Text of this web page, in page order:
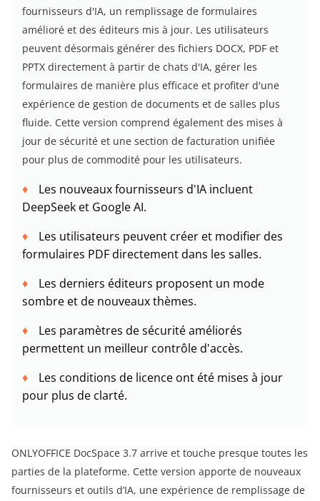
fournisseurs d'IA, un remplissage de formulaires
amélioré et des éditeurs mis à jour. Les utilisateurs
peuvent désormais générer des fichiers DOCX, PDF et
PPTX directement à partir de chats d'IA, gérer les
formulaires de manière plus efficace et profiter d'une
expérience de gestion de documents et de salles plus
fluide. Cette version comprend également des mises à
jour de sécurité et une section de facturation unifiée
pour plus de commodité pour les utilisateurs.
Les nouveaux fournisseurs d'IA incluent
DeepSeek et Google AI.
Les utilisateurs peuvent créer et modifier des
formulaires PDF directement dans les salles.
Les derniers éditeurs proposent un mode
sombre et de nouveaux thèmes.
Les paramètres de sécurité améliorés
permettent un meilleur contrôle d'accès.
Les conditions de licence ont été mises à jour
pour plus de clarté.
ONLYOFFICE DocSpace 3.7 arrive et touche presque toutes les
parties de la plateforme. Cette version apporte de nouveaux
fournisseurs et outils d’IA, une expérience de remplissage de